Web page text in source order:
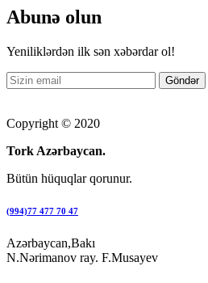
Abunə olun
Yeniliklərdən ilk sən xəbərdar ol!
Copyright © 2020
Tork Azərbaycan.
Bütün hüquqlar qorunur.
(994)77 477 70 47
Azərbaycan,Bakı
N.Nərimanov ray. F.Musayev